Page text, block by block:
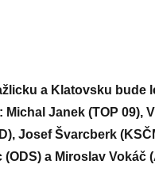
a Klatovsku bude
Janek (TOP 09),
Josef Švarcberk
a Miroslav Vokáč